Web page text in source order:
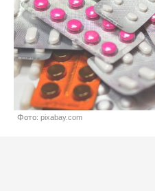
Фото: pixabay.com